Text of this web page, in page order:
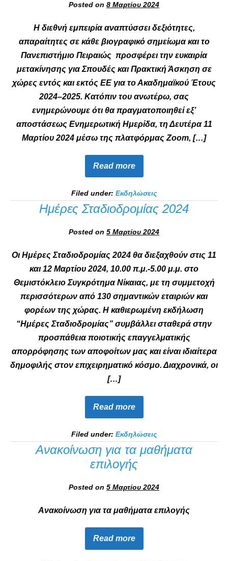
Posted on 8 Μαρτίου 2024
Η διεθνή εμπειρία αναπτύσσει δεξιότητες,
απαραίτητες σε κάθε βιογραφικό σημείωμα και το
Πανεπιστήμιο Πειραιώς προσφέρει την ευκαιρία
μετακίνησης για Σπουδές και Πρακτική Άσκηση σε
χώρες εντός και εκτός ΕΕ για το Ακαδημαϊκού Έτους
2024–2025. Κατόπιν του ανωτέρω, σας
ενημερώνουμε ότι θα πραγματοποιηθεί εξ’
αποστάσεως Ενημερωτική Ημερίδα, τη Δευτέρα 11
Μαρτίου 2024 μέσω της πλατφόρμας Zoom, […]
Read more
Filed under: Εκδηλώσεις
Ημέρες Σταδιοδρομίας 2024
Posted on 5 Μαρτίου 2024
Οι Ημέρες Σταδιοδρομίας 2024 θα διεξαχθούν στις 11
και 12 Μαρτίου 2024, 10.00 π.μ.-5.00 μ.μ. στο
Θεμιστόκλειο Συγκρότημα Νίκαιας, με τη συμμετοχή
περισσότερων από 130 σημαντικών εταιριών και
φορέων της χώρας. Η καθιερωμένη εκδήλωση
“Ημέρες Σταδιοδρομίας” συμβάλλει σταθερά στην
προσπάθεια ποιοτικής επαγγελματικής
απορρόφησης των αποφοίτων μας και είναι ιδιαίτερα
δημοφιλής στον επιχειρηματικό κόσμο. Διαχρονικά, οι
[…]
Read more
Filed under: Εκδηλώσεις
Ανακοίνωση για τα μαθήματα
επιλογής
Posted on 5 Μαρτίου 2024
Ανακοίνωση για τα μαθήματα επιλογής
Read more